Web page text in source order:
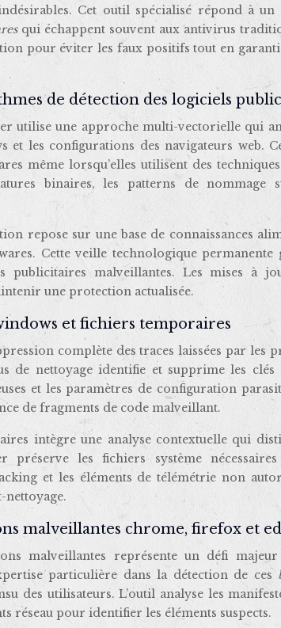
Cet outil spécialisé répond à
qui échappent souvent aux antivirus
pour éviter les faux positifs tout en
de détection des logiciels
utilise une approche multi-vectorielle qui
et les configurations des navigateurs web.
même lorsqu’elles utilisent des
binaires, les patterns de nommage
repose sur une base de connaissances
Cette veille technologique
publicitaires malveillantes. Les mises à
une protection actualisée.
et fichiers temporaires
complète des traces laissées par les
de nettoyage identifie et supprime les clés
et les paramètres de configuration
de fragments de code malveillant.
intègre une analyse contextuelle qui
préserve les fichiers système
et les éléments de télémétrie non
nettoyage.
malveillantes chrome, firefox et
malveillantes représente un défi
particulière dans la détection de ces
des utilisateurs. L’outil analyse les
réseau pour identifier les éléments suspects.